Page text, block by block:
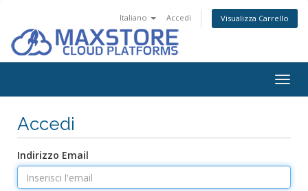
Italiano Accedi Visualizza Carrello
Accedi
Indirizzo Email